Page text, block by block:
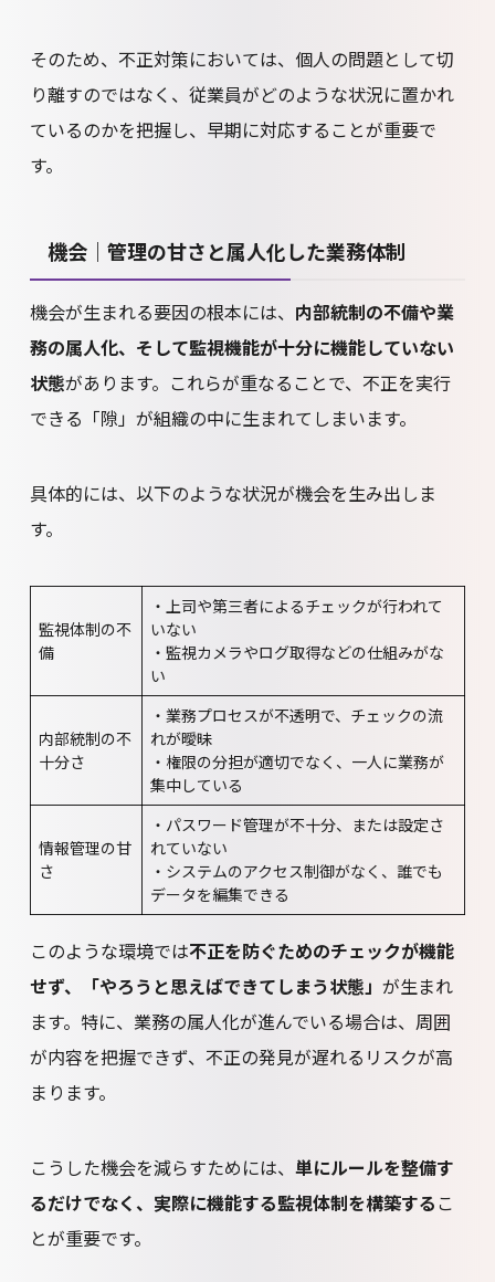
そのため、不正対策においては、個人の問題として切
り離すのではなく、従業員がどのような状況に置かれ
ているのかを把握し、早期に対応することが重要で
す。
機会｜管理の甘さと属人化した業務体制
機会が生まれる要因の根本には、 内部統制の不備や業
務の属人化、そして監視機能が十分に機能していない
状態があります。これらが重なることで、不正を実行
できる「隙」が組織の中に生まれてしまいます。
具体的には、以下のような状況が機会を生み出しま
す。
監視体制の不
備
・上司や第三者によるチェックが行われて
いない
・監視カメラやログ取得などの仕組みがな
い
内部統制の不
十分さ
・業務プロセスが不透明で、チェックの流
れが曖昧
・権限の分担が適切でなく、一人に業務が
集中している
情報管理の甘
さ
・パスワード管理が不十分、または設定さ
れていない
・システムのアクセス制御がなく、誰でも
データを編集できる
このような環境では不正を防ぐためのチェックが機能
せず、「やろうと思えばできてしまう状態」 が生まれ
ます。特に、業務の属人化が進んでいる場合は、周囲
が内容を把握できず、不正の発見が遅れるリスクが高
まります。
こうした機会を減らすためには、 単にルールを整備す
るだけでなく、実際に機能する監視体制を構築する こ
とが重要です。